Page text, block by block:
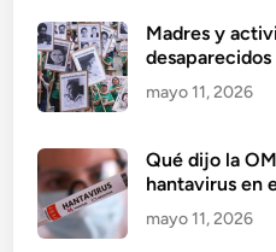
Madres y
mayo 11, 2026
Qué dijo la
hantavirus en
mayo 11, 2026